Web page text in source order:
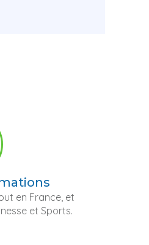
en France, et
et Sports.